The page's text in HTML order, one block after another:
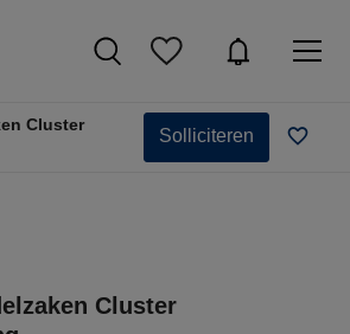
Cluster
Solliciteren
Cluster